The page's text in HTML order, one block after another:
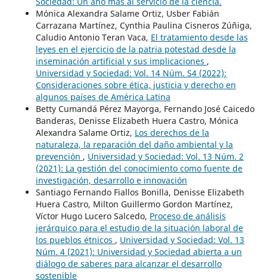
Mónica Alexandra Salame Ortiz, Usber Fabián
Carrazana Martínez, Cynthia Paulina Cisneros Zúñiga,
Caludio Antonio Teran Vaca, El tratamiento desde las
leyes en el ejercicio de la patria potestad desde la
inseminación artificial y sus implicaciones ,
Universidad y Sociedad: Vol. 14 Núm. S4 (2022):
Consideraciones sobre ética, justicia y derecho en
algunos países de América Latina
Betty Cumandá Pérez Mayorga, Fernando José Caicedo
Banderas, Denisse Elizabeth Huera Castro, Mónica
Alexandra Salame Ortiz, Los derechos de la
naturaleza, la reparación del daño ambiental y la
prevención , Universidad y Sociedad: Vol. 13 Núm. 2
(2021): La gestión del conocimiento como fuente de
investigación, desarrollo e innovación
Santiago Fernando Fiallos Bonilla, Denisse Elizabeth
Huera Castro, Milton Guillermo Gordon Martínez,
Víctor Hugo Lucero Salcedo, Proceso de análisis
jerárquico para el estudio de la situación laboral de
los pueblos étnicos , Universidad y Sociedad: Vol. 13
Núm. 4 (2021): Universidad y Sociedad abierta a un
diálogo de saberes para alcanzar el desarrollo
sostenible